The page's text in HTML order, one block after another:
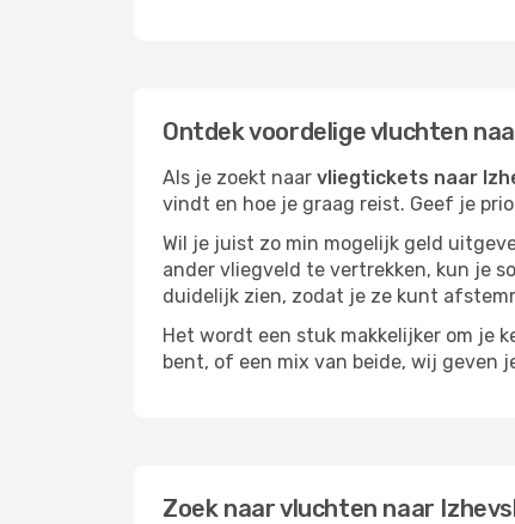
Ontdek voordelige vluchten
Als je zoekt naar vliegtickets naar
vindt en hoe je graag reist. Geef je
Wil je juist zo min mogelijk geld
ander vliegveld te vertrekken, kun je
duidelijk zien, zodat je ze kunt
Het wordt een stuk makkelijker om je
bent, of een mix van beide, wij geven
Zoek naar vluchten naar